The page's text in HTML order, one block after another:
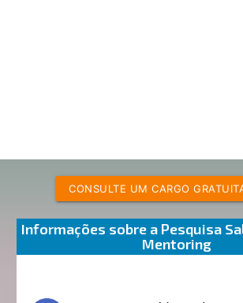
CONSULTE UM CARGO
Informações sobre a Pesquisa
Mentoring